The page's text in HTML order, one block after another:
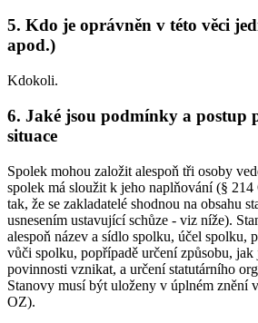
5. Kdo je oprávněn v této věci
apod.)
Kdokoli.
6. Jaké jsou podmínky a postup
situace
Spolek mohou založit alespoň tři osoby
spolek má sloužit k jeho naplňování (§ 214
tak, že se zakladatelé shodnou na obsahu
usnesením ustavující schůze - viz níže).
alespoň název a sídlo spolku, účel spolku,
vůči spolku, popřípadě určení způsobu, jak
povinnosti vznikat, a určení statutárního
Stanovy musí být uloženy v úplném znění
OZ).